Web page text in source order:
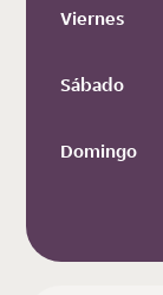
Viernes
Sábado
Domingo